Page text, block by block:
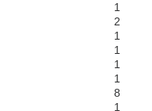
1
2
1
1
1
1
8
1